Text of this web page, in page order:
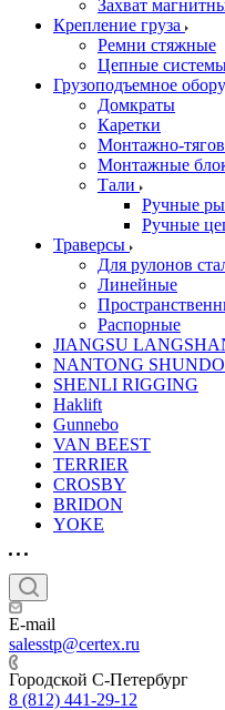
Захват
Крепление груза
Ремни стяжные
Цепные
Грузоподъемное
Домкраты
Каретки
Монтажно-
Монтажные
Тали
Ручные
Ручные
Траверсы
Для рулонов
Линейные
Распорные
JIANGSU
NANTONG
SHENLI RIGGING
Haklift
Gunnebo
VAN BEEST
TERRIER
CROSBY
BRIDON
YOKE
E-mail
salesstp@certex.ru
Городской С-Петербург
8 (812) 441-29-12